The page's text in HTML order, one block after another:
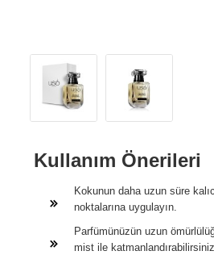
Kullanım Önerileri
Kokunun daha uzun süre
noktalarına uygulayın.
Parfümünüzün uzun
mist ile